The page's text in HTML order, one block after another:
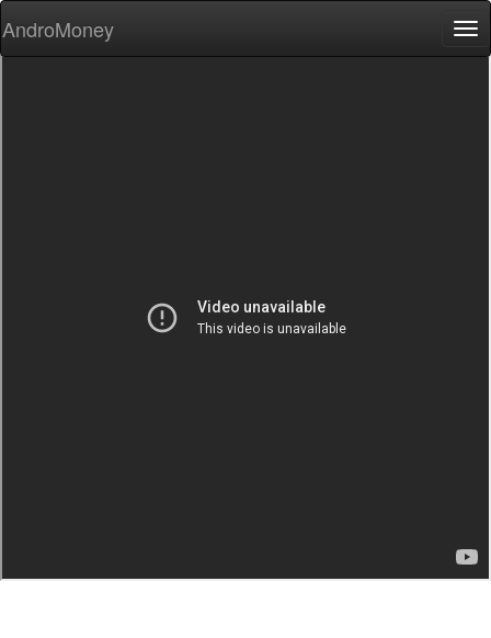
AndroMoney